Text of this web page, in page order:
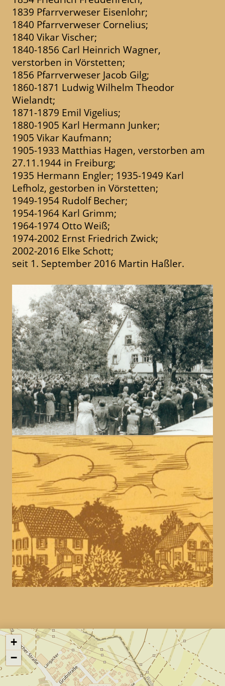
1839 Pfarrverweser Eisenlohr;
1840 Pfarrverweser Cornelius;
1840 Vikar Vischer;
1840-1856 Carl Heinrich Wagner,
verstorben in Vörstetten;
1856 Pfarrverweser Jacob Gilg;
1860-1871 Ludwig Wilhelm Theodor
Wielandt;
1871-1879 Emil Vigelius;
1880-1905 Karl Hermann Junker;
1905 Vikar Kaufmann;
1905-1933 Matthias Hagen, verstorben am
27.11.1944 in Freiburg;
1935 Hermann Engler; 1935-1949 Karl
Lefholz, gestorben in Vörstetten;
1949-1954 Rudolf Becher;
1954-1964 Karl Grimm;
1964-1974 Otto Weiß;
1974-2002 Ernst Friedrich Zwick;
2002-2016 Elke Schott;
seit 1. September 2016 Martin Haßler.